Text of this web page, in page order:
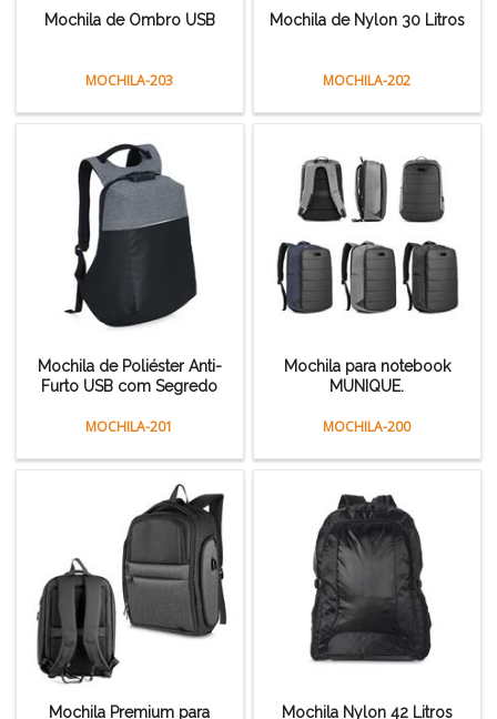
Mochila de Ombro USB
MOCHILA-203
Mochila de Nylon 30 Litros
MOCHILA-202
Mochila de Poliéster Anti-
Furto USB com Segredo
MOCHILA-201
Mochila para notebook
MUNIQUE.
MOCHILA-200
Mochila Premium para Mochila Nylon 42 Litros